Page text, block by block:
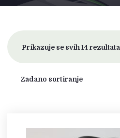
Prikazuje se svih 14 rezultata